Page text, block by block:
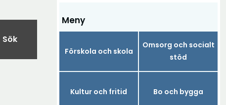
Sök
Meny
Förskola och skola
Omsorg och socialt
stöd
Kultur och fritid Bo och bygga